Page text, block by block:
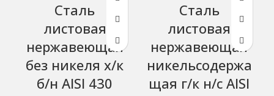
Сталь
листовая
нержавеющая
без никеля х/к
б/н AISI 430
Сталь
листовая
нержавеющая
никельсодержа
щая г/к н/с AISI